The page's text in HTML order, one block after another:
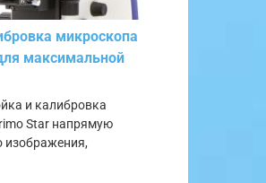
микроскопа
максимальной
и калибровка
Star напрямую
изображения,